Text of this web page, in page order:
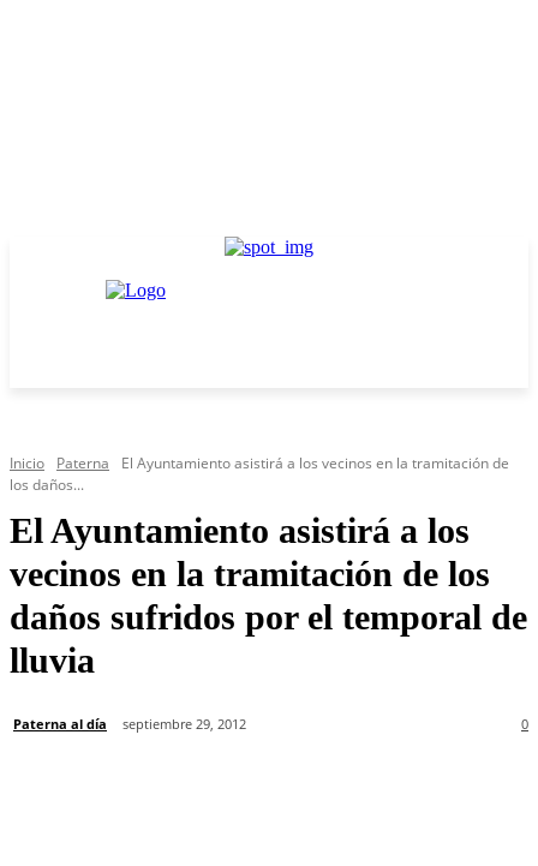
Inicio Paterna
El Ayuntamiento asistirá a los vecinos en la tramitación de
los daños...
El Ayuntamiento asistirá a los
vecinos en la tramitación de los
daños sufridos por el temporal de
lluvia
Paterna al día septiembre 29, 2012 0